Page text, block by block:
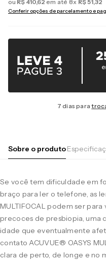
ou R$ 410,62 em até 8x R$51,32
Conferir opções de parcelamento e
7 dias para
Sobre o produto
Se você tem dificuldade em
braço para ler o telefone, as
MULTIFOCAL podem ser para
precoces de presbiopia, uma
idade que eventualmente
contato ACUVUE® OASYS
clara de perto, de longe e no